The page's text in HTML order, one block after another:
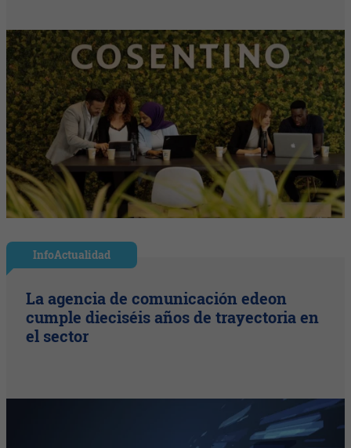
InfoActualidad
La agencia de comunicación edeon
cumple dieciséis años de trayectoria en
el sector